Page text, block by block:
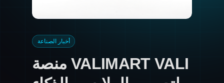
أخبار الصناعة
منصة VALIMART VALI